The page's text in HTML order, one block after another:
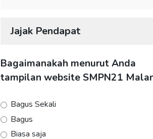
Jajak Pendapat
Bagaimanakah menurut Anda
tampilan website SMPN21
Bagus Sekali
Bagus
Biasa saja